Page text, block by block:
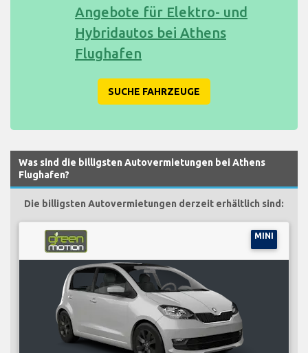
Angebote für Elektro- und
Hybridautos bei Athens
Flughafen
SUCHE FAHRZEUGE
Was sind die billigsten Autovermietungen bei Athens
Flughafen?
Die billigsten Autovermietungen derzeit erhältlich sind:
MINI